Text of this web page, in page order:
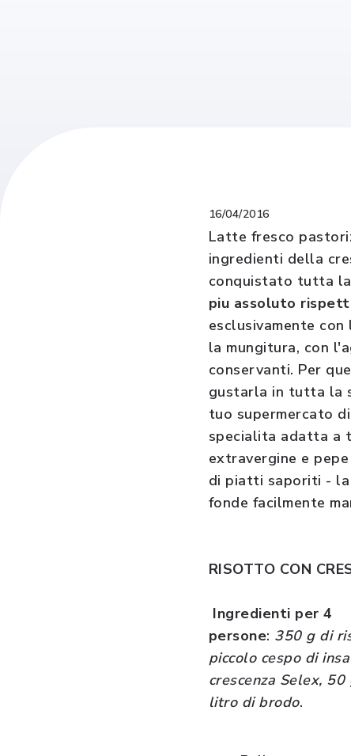
16/04/2016
Latte fresco
ingredienti della
conquistato tutta la
piu assoluto
esclusivamente con
la mungitura, con
conservanti. Per
gustarla in tutta la
tuo supermercato
specialita adatta a
extravergine e
di piatti saporiti - la
fonde facilmente
RISOTTO CON
Ingredienti per 4
persone: 350 g di
piccolo cespo di
crescenza Selex,
litro di brodo.